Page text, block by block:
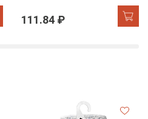
111.84 ₽